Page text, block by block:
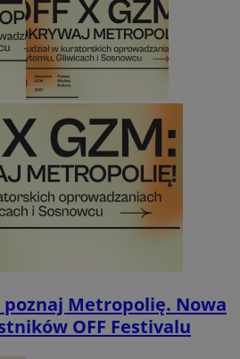
Metropolię. Nowa
OFF Festivalu